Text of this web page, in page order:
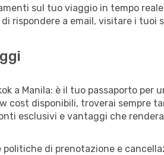
sul tuo viaggio in tempo
rispondere a email, visitare i tuoi
a Manila: è il tuo passaporto per
cost disponibili, troverai sempre
esclusivi e vantaggi che
di prenotazione e